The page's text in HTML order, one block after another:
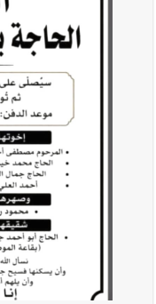
الوزير
تعديلات قانون العفو العام
الجيش
القاضي
بجرائم مالية ونقدية